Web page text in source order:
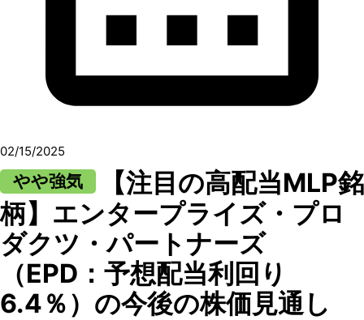
02/15/2025
やや強気
【注目の高配当MLP銘
柄】エンタープライズ・プロ
ダクツ・パートナーズ
（EPD：予想配当利回り
6.4％）の今後の株価見通し